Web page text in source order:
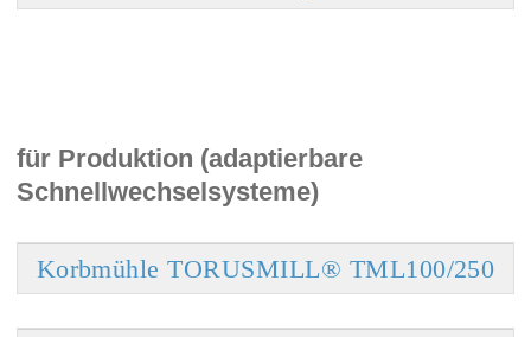
für Produktion (adaptierbare
Schnellwechselsysteme)
Korbmühle TORUSMILL® TML100/250